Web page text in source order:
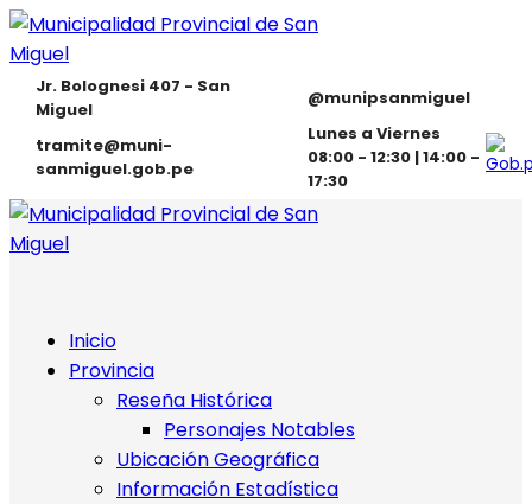
Jr. Bolognesi 407 - San
Miguel
@munipsanmiguel
tramite@muni-
sanmiguel.gob.pe
Lunes a Viernes
08:00 - 12:30 | 14:00 -
17:30
Inicio
Provincia
Reseña Histórica
Personajes Notables
Ubicación Geográfica
Información Estadística